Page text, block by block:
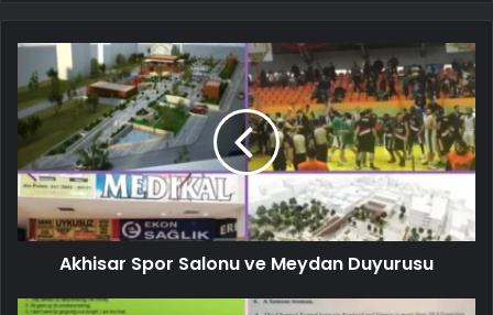
Akhisar Spor Salonu ve Meydan Duyurusu